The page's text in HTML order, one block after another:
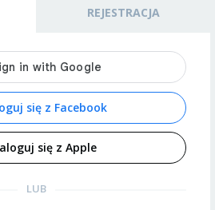
REJESTRACJA
się z Facebook
się z Apple
LUB